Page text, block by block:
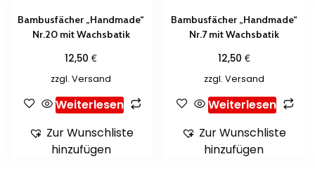
Bambusfächer „Handmade“
Nr.20 mit Wachsbatik
12,50€
zzgl.Versand
Weiterlesen
Zur Wunschliste
hinzufügen
Bambusfächer „Handmade“
Nr.7 mit Wachsbatik
12,50 €
zzgl. Versand
Weiterlesen
Zur Wunschliste
hinzufügen